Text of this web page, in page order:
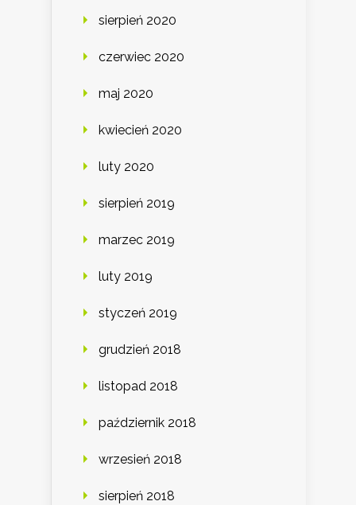
sierpień 2020
czerwiec 2020
maj 2020
kwiecień 2020
luty 2020
sierpień 2019
marzec 2019
luty 2019
styczeń 2019
grudzień 2018
listopad 2018
październik 2018
wrzesień 2018
sierpień 2018